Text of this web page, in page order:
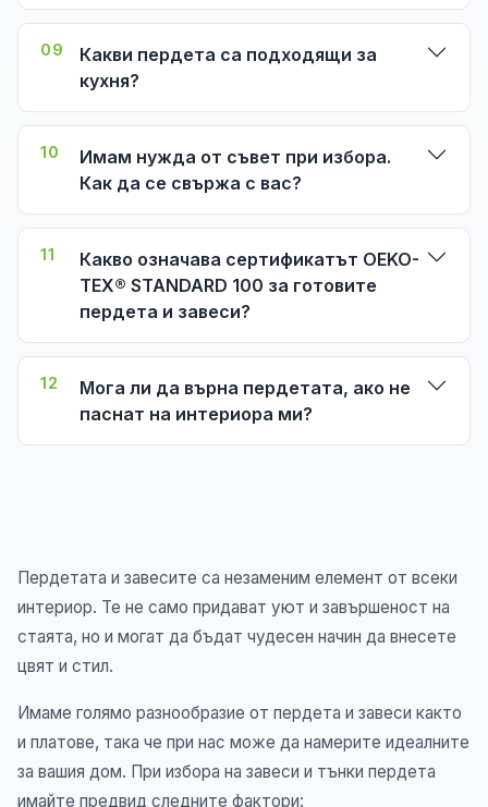
09
Какви пердета са подходящи за
кухня?
10
Имам нужда от съвет при избора.
Как да се свържа с вас?
11
Какво означава сертификатът OEKO-
TEX® STANDARD 100 за готовите
пердета и завеси?
12
Мога ли да върна пердетата, ако не
паснат на интериора ми?
Пердетата и завесите са незаменим елемент от всеки
интериор. Те не само придават уют и завършеност на
стаята, но и могат да бъдат чудесен начин да внесете
цвят и стил.
Имаме голямо разнообразие от пердета и завеси както
и платове, така че при нас може да намерите идеалните
за вашия дом. При избора на завеси и тънки пердета
имайте предвид следните фактори: